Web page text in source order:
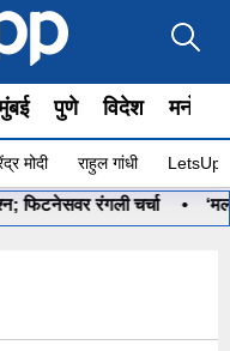
पुणे विदेश
मोदी राहुल गांधी
रंगली चर्चा • ‘मला